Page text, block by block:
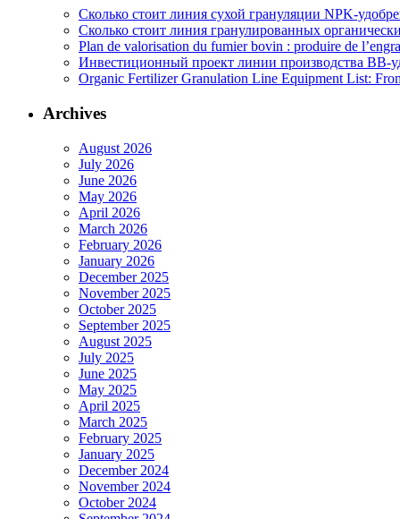
Сколько стоит линия сухой грануляции NPK-
Сколько стоит линия гранулированных
Plan de valorisation du fumier bovin : produire de
Инвестиционный проект линии производства BB-
Organic Fertilizer Granulation Line Equipment List:
Archives
August 2026
July 2026
June 2026
May 2026
April 2026
March 2026
February 2026
January 2026
December 2025
November 2025
October 2025
September 2025
August 2025
July 2025
June 2025
May 2025
April 2025
March 2025
February 2025
January 2025
December 2024
November 2024
October 2024